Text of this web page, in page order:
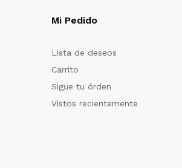
Mi Pedido
Lista de deseos
Carrito
Sigue tu órden
Vistos recientemente